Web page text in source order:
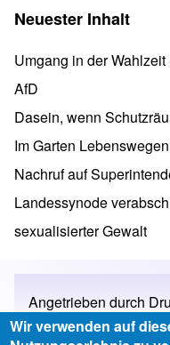
Neuester Inhalt
Umgang in der
AfD
Dasein, wenn
Im Garten
Nachruf auf
Landessynode
sexualisierter Gewalt
Angetrieben durch
Wir verwenden auf